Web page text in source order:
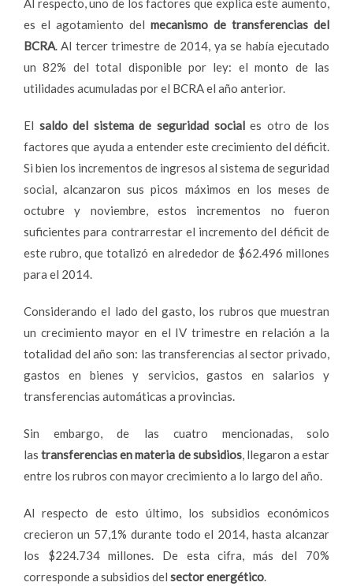
es el agotamiento del mecanismo de transferencias del
BCRA . Al tercer trimestre de 2014, ya se había ejecutado
un 82% del total disponible por ley: el monto de las
utilidades acumuladas por el BCRA el año anterior.
El saldo del sistema de seguridad sociales otro de los
factores que ayuda a entender este crecimiento del déficit.
Si bien los incrementos de ingresos al sistema de seguridad
social, alcanzaron sus picos máximos en los meses de
octubre y noviembre, estos incrementos no fueron
suficientes para contrarrestar el incremento del déficit de
este rubro, que totalizó en alrededor de $62.496 millones
para el 2014.
Considerando el lado del gasto, los rubros que muestran
un crecimiento mayor en el IV trimestre en relación a la
totalidad del año son: las transferencias al sector privado,
gastos en bienes y servicios, gastos en salarios y
transferencias automáticas a provincias.
Sin embargo, de las cuatro mencionadas, solo
lastransferencias en materia de subsidios, llegaron a estar
entre los rubros con mayor crecimiento a lo largo del año.
Al respecto de esto último, los subsidios económicos
crecieron un 57,1% durante todo el 2014, hasta alcanzar
los $224.734 millones. De esta cifra, más del 70%
corresponde a subsidios del sector energético